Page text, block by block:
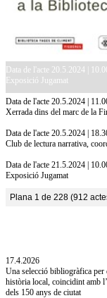
Data de l'acte 20.5.2024 |
Exposició Jugamat
Data de l'acte 20.5.2024 |
Xerrada dins del marc de la
Data de l'acte 20.5.2024 |
Club de lectura narrativa,
Data de l'acte 21.5.2024 |
Exposició Jugamat
Plana 1 de 228 (912
17.4.2026
Una selecció bibliogràfica per
història local, coincidint amb
dels 150 anys de ciutat